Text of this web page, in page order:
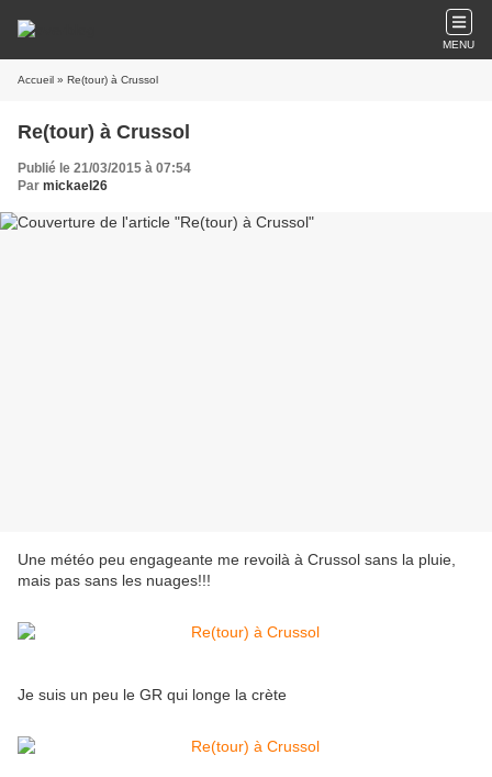
MENU
Accueil » Re(tour) à Crussol
Re(tour) à Crussol
Publié le 21/03/2015 à 07:54
Par mickael26
Une météo peu engageante me revoilà à Crussol sans la pluie,
mais pas sans les nuages!!!
Je suis un peu le GR qui longe la crète